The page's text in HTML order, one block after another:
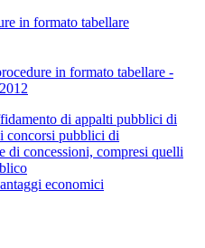
in formato tabellare
in formato tabellare -
di appalti pubblici di
concorsi pubblici di
di concessioni, compresi quelli
economici